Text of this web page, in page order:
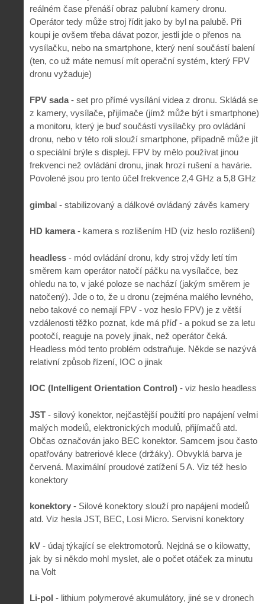
reálném čase přenáší obraz palubní kamery dronu.
Operátor tedy může stroj řídit jako by byl na palubě. Při
koupi je ovšem třeba dávat pozor, jestli jde o přenos na
vysílačku, nebo na smartphone, který není součástí balení
(ten, co už máte nemusí mít operační systém, který FPV
dronu vyžaduje)
FPV sada- set pro přímé vysílání videa z dronu. Skládá se
z kamery, vysílače, přijímače (jímž může být i smartphone)
a monitoru, který je buď součástí vysílačky pro ovládání
dronu, nebo v této roli slouží smartphone, případně může jít
o speciální brýle s displeji. FPV by mělo používat jinou
frekvenci než ovládání dronu, jinak hrozí rušení a havárie.
Povolené jsou pro tento účel frekvence 2,4 GHz a 5,8 GHz
gimbal - stabilizovaný a dálkové ovládaný závěs kamery
HD kamera- kamera s rozlišením HD (viz heslo rozlišení)
headless - mód ovládání dronu, kdy stroj vždy letí tím
směrem kam operátor natočí páčku na vysílačce, bez
ohledu na to, v jaké poloze se nachází (jakým směrem je
natočený). Jde o to, že u dronu (zejména malého levného,
nebo takové co nemají FPV - voz heslo FPV) je z větší
vzdálenosti těžko poznat, kde má příď - a pokud se za letu
pootočí, reaguje na povely jinak, než operátor čeká.
Headless mód tento problém odstraňuje. Někde se nazývá
relativní způsob řízení, IOC o jinak
IOC (Intelligent Orientation Control) - viz heslo headless
JST - silový konektor, nejčastější použití pro napájení velmi
malých modelů, elektronických modulů, přijímačů atd.
Občas označován jako BEC konektor. Samcem jsou často
opatřovány batreriové klece (držáky). Obvyklá barva je
červená. Maximální proudové zatížení 5 A. Viz též heslo
konektory
konektory - Silové konektory slouží pro napájení modelů
atd. Viz hesla JST, BEC, Losi Micro. Servisní konektory
kV - údaj týkající se elektromotorů. Nejdná se o kilowatty,
jak by si někdo mohl myslet, ale o počet otáček za minutu
na Volt
Li-pol - lithium polymerové akumulátory, jiné se v dronech